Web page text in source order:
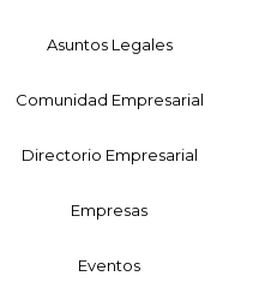
Asuntos Legales
Comunidad Empresarial
Directorio Empresarial
Empresas
Eventos